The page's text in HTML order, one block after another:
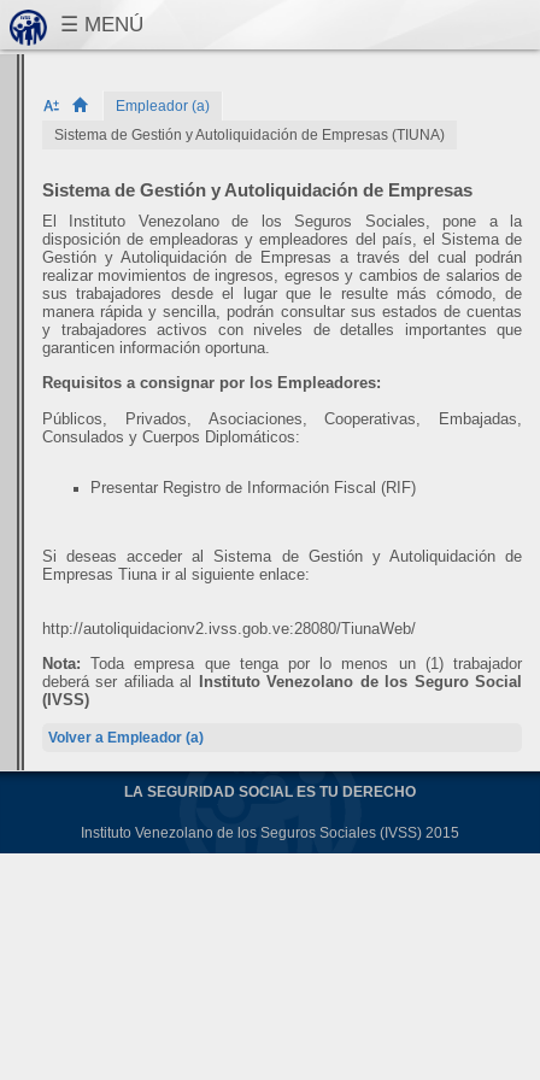
Empleador (a)
Sistema de Gestión y Autoliquidación de Empresas (TIUNA)
Sistema de Gestión y Autoliquidación de Empresas
El Instituto Venezolano de los Seguros Sociales, pone a la
disposición de empleadoras y empleadores del país, el Sistema de
Gestión y Autoliquidación de Empresas a través del cual podrán
realizar movimientos de ingresos, egresos y cambios de salarios de
sus trabajadores desde el lugar que le resulte más cómodo, de
manera rápida y sencilla, podrán consultar sus estados de cuentas
y trabajadores activos con niveles de detalles importantes que
garanticen información oportuna.
Requisitos a consignar por los Empleadores:
Públicos, Privados, Asociaciones, Cooperativas, Embajadas,
Consulados y Cuerpos Diplomáticos:
Presentar Registro de Información Fiscal (RIF)
Si deseas acceder al Sistema de Gestión y Autoliquidación de
Empresas Tiuna ir al siguiente enlace:
http://autoliquidacionv2.ivss.gob.ve:28080/TiunaWeb/
Nota: Toda empresa que tenga por lo menos un (1) trabajador
deberá ser afiliada al
Instituto Venezolano de los Seguro Social
(IVSS)
Volver a Empleador (a)
LA SEGURIDAD SOCIAL ES TU DERECHO
Instituto Venezolano de los Seguros Sociales (IVSS) 2015